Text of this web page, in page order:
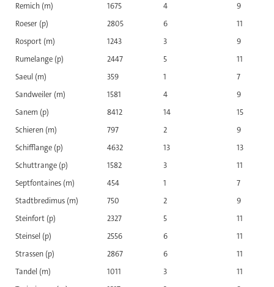
Remich (m)
1675 4
9
Roeser (p)
2805 6
11
Rosport (m)
1243 3
9
Rumelange (p)
2447 5
11
Saeul (m)
359 1
7
Sandweiler (m)
1581 4
9
Sanem (p)
8412 14
15
Schieren (m)
797 2
9
Schifflange (p)
4632 13
13
Schuttrange (p)
1582 3
11
Septfontaines (m)
454 1
7
Stadtbredimus (m)
750 2
9
Steinfort (p)
2327 5
11
Steinsel (p)
2556 6
11
Strassen (p)
2867 6
11
Tandel (m)
1011 3
11